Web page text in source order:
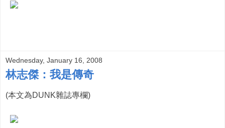
Wednesday, January 16, 2008
林志傑：我是傳奇
(本文為DUNK雜誌專欄)